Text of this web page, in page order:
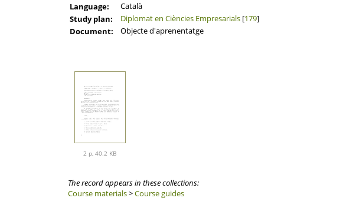
Language:
Català
Study plan:
Diplomat en Ciències Empresarials[179]
Document:
Objecte d'aprenentatge
2 p, 40.2 KB
The record appears in these collections:
Course materials>Course guides